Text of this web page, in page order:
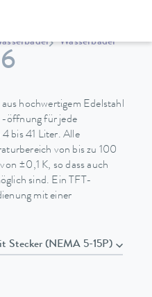
Wasserbäder
hochwertigem Edelstahl
-öffnung für jede
bis 41 Liter. Alle
von bis zu 100
±0,1 K, so dass auch
sind. Ein TFT-
mit einer
mit Stecker (NEMA 5-15P)